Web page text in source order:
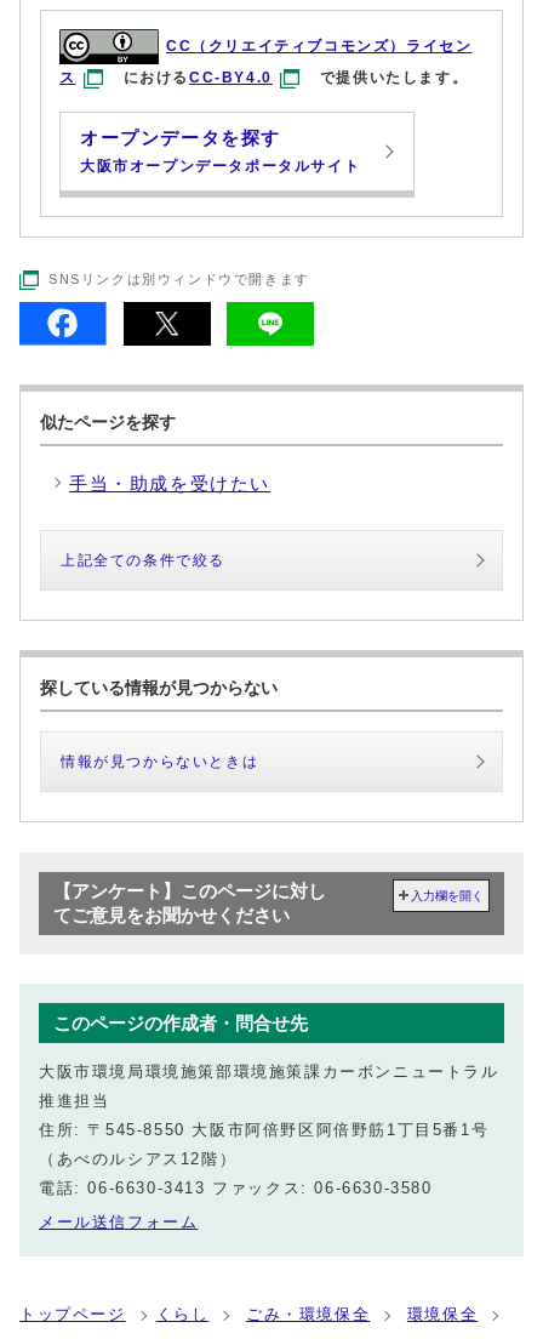
CC（クリエイティブコモンズ）ライセン
ス
におけるCC-BY4.0 で提供いたします。
オープンデータを探す
大阪市オープンデータポータルサイト
SNSリンクは別ウィンドウで開きます
似たページを探す
手当・助成を受けたい
上記全ての条件で絞る
探している情報が見つからない
情報が見つからないときは
【アンケート】このページに対し
てご意見をお聞かせください
入力欄を開く
このページの作成者・問合せ先
大阪市環境局環境施策部環境施策課カーボンニュートラル
推進担当
住所: 〒545-8550 大阪市阿倍野区阿倍野筋1丁目5番1号
（あべのルシアス12階）
電話: 06-6630-3413 ファックス: 06-6630-3580
メール送信フォーム
トップページ くらし ごみ・環境保全
環境保全